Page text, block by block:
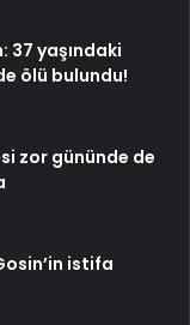
37 yaşındaki
ölü bulundu!
zor gününde de
istifa